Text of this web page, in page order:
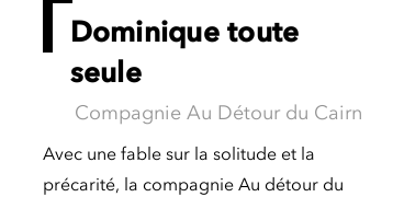
Dominique toute
seule
Compagnie Au Détour du Cairn
Avec une fable sur la solitude et la
précarité, la compagnie Au détour du